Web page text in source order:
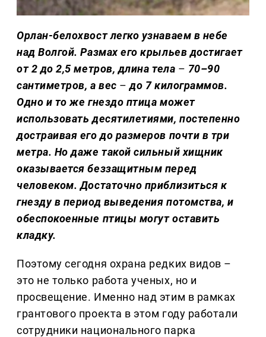
Орлан-белохвост легко узнаваем в небе
над Волгой. Размах его крыльев достигает
от 2 до 2,5 метров, длина тела – 70–90
сантиметров, а вес – до 7 килограммов.
Одно и то же гнездо птица может
использовать десятилетиями, постепенно
достраивая его до размеров почти в три
метра. Но даже такой сильный хищник
оказывается беззащитным перед
человеком. Достаточно приблизиться к
гнезду в период выведения потомства, и
обеспокоенные птицы могут оставить
кладку.
Поэтому сегодня охрана редких видов –
это не только работа ученых, но и
просвещение. Именно над этим в рамках
грантового проекта в этом году работали
сотрудники национального парка